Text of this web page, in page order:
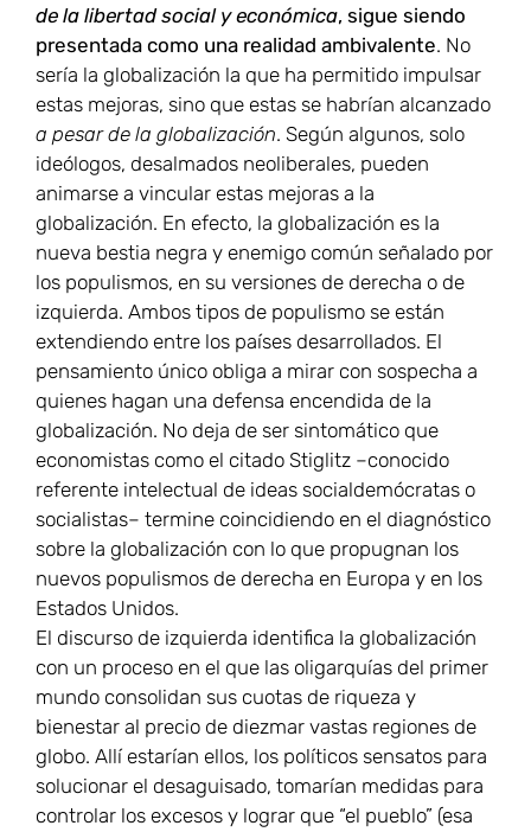
de la libertad social y económica, sigue siendo
presentada como una realidad ambivalente. No
sería la globalización la que ha permitido impulsar
estas mejoras, sino que estas se habrían alcanzado
a pesar de la globalización. Según algunos, solo
ideólogos, desalmados neoliberales, pueden
animarse a vincular estas mejoras a la
globalización. En efecto, la globalización es la
nueva bestia negra y enemigo común señalado por
los populismos, en su versiones de derecha o de
izquierda. Ambos tipos de populismo se están
extendiendo entre los países desarrollados. El
pensamiento único obliga a mirar con sospecha a
quienes hagan una defensa encendida de la
globalización. No deja de ser sintomático que
economistas como el citado Stiglitz –conocido
referente intelectual de ideas socialdemócratas o
socialistas– termine coincidiendo en el diagnóstico
sobre la globalización con lo que propugnan los
nuevos populismos de derecha en Europa y en los
Estados Unidos.
El discurso de izquierda identifica la globalización
con un proceso en el que las oligarquías del primer
mundo consolidan sus cuotas de riqueza y
bienestar al precio de diezmar vastas regiones de
globo. Allí estarían ellos, los políticos sensatos para
solucionar el desaguisado, tomarían medidas para
controlar los excesos y lograr que “el pueblo” (esa